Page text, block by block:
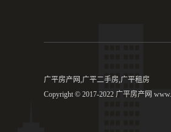
广平房产网,广平二手房,广平租房
Copyright © 2017-2022 广平房产网